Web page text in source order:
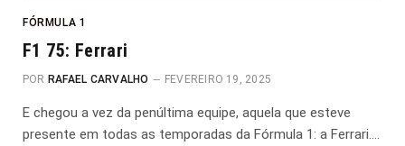
FÓRMULA 1
F1 75: Ferrari
POR RAFAEL CARVALHO FEVEREIRO 19, 2025
E chegou a vez da penúltima equipe, aquela que esteve
presente em todas as temporadas da Fórmula 1: a Ferrari.…